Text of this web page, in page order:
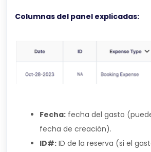
Columnas del panel explicadas:
Fecha: fecha del gasto
fecha de creación).
ID#: ID de la reserva (si el